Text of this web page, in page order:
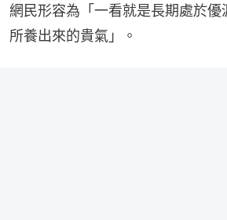
網民形容為「一看就是長期處於
所養出來的貴氣」。